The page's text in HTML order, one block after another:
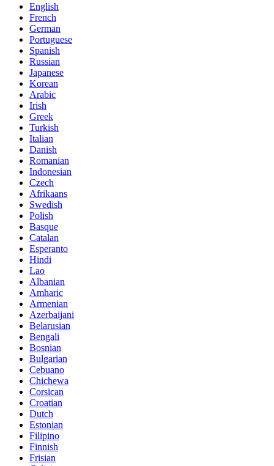
English
French
German
Portuguese
Spanish
Russian
Japanese
Korean
Arabic
Irish
Greek
Turkish
Italian
Danish
Romanian
Indonesian
Czech
Afrikaans
Swedish
Polish
Basque
Catalan
Esperanto
Hindi
Lao
Albanian
Amharic
Armenian
Azerbaijani
Belarusian
Bengali
Bosnian
Bulgarian
Cebuano
Chichewa
Corsican
Croatian
Dutch
Estonian
Filipino
Finnish
Frisian